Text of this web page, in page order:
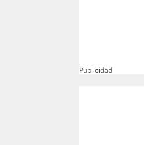
Publicidad